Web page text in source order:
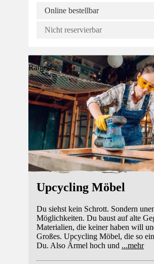
Online bestellbar
Nicht reservierbar
Ratgeber
Upcycling Möbel
Du siehst kein Schrott. Sondern
Möglichkeiten. Du baust auf alte
Materialien, die keiner haben will
Großes. Upcycling Möbel, die so
Du. Also Ärmel hoch und ...mehr